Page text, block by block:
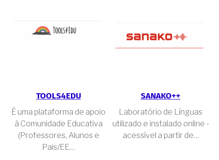
TOOLS4EDU
É uma plataforma de apoio
à Comunidade Educativa
(Professores, Alunos e
Pais/EE…
SANAKO++
Laboratório de Línguas
utilizado e instalado online -
acessível a partir de…